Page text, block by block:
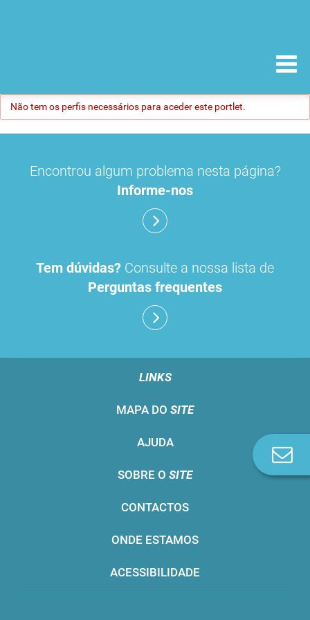
Não tem os perfis necessários para aceder este portlet.
Encontrou algum problema nesta página?
Informe-nos
Tem dúvidas? Consulte a nossa lista de
Perguntas frequentes
LINKS
MAPA DO SITE
AJUDA
SOBRE O SITE
CONTACTOS
ONDE ESTAMOS
ACESSIBILIDADE